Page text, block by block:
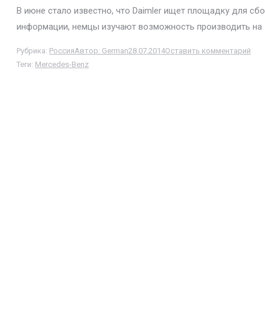
В июне стало известно, что Daimler ищет площадку для
информации, немцы изучают возможность производить
Рубрика: РоссияАвтор: German28.07.2014Оставить комментарий
Теги: Mercedes-Benz